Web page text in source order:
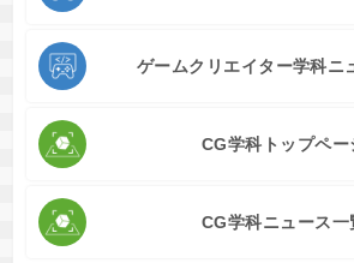
ゲームクリエイター学科ニ
CG学科トップペー
CG学科ニュース一